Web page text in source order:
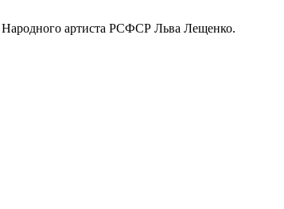
Народного артиста РСФСР Льва Лещенко.